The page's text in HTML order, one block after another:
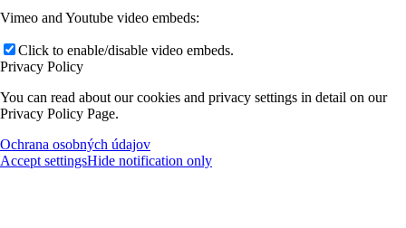
Vimeo and Youtube video embeds:
Click to enable/disable video embeds.
Privacy Policy
You can read about our cookies and privacy settings in detail on our
Privacy Policy Page.
Ochrana osobných údajov
Accept settingsHide notification only